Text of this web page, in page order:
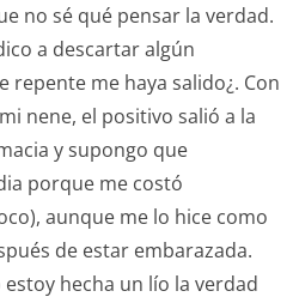
no sé qué pensar la verdad.
a descartar algún
repente me haya salido¿. Con
nene, el positivo salió a la
y supongo que
porque me costó
aunque me lo hice como
de estar embarazada.
estoy hecha un lío la verdad